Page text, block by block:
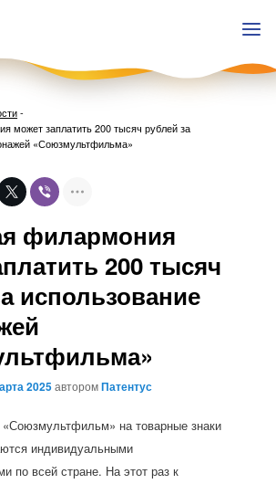
-
может заплатить 200 тысяч рублей за
«Союзмультфильма»
филармония
200 тысяч
использование
2025авторомПатентус
«Союзмультфильм» на товарные знаки
индивидуальными
по всей стране. На этот раз к